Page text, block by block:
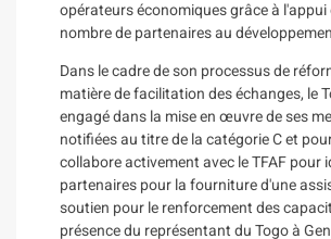
opérateurs économiques grâce à l'appui
nombre de partenaires au
Dans le cadre de son processus de
matière de facilitation des échanges, le
engagé dans la mise en œuvre de ses
notifiées au titre de la catégorie C et
collabore activement avec le TFAF pour
partenaires pour la fourniture d'une
soutien pour le renforcement des
présence du représentant du Togo à